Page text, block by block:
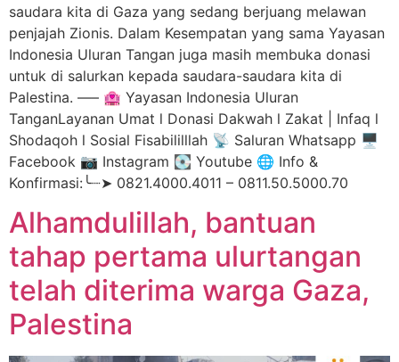
saudara kita di Gaza yang sedang berjuang melawan
penjajah Zionis. Dalam Kesempatan yang sama Yayasan
Indonesia Uluran Tangan juga masih membuka donasi
untuk di salurkan kepada saudara-saudara kita di
Palestina. —– 🏩 Yayasan Indonesia Uluran
TanganLayanan Umat l Donasi Dakwah l Zakat | Infaq l
Shodaqoh l Sosial Fisabililllah 📡 Saluran Whatsapp 🖥️
Facebook 📷 Instagram 💽 Youtube 🌐 Info &
Konfirmasi:╰┈➤ 0821.4000.4011 – 0811.50.5000.70
Alhamdulillah, bantuan
tahap pertama ulurtangan
telah diterima warga Gaza,
Palestina